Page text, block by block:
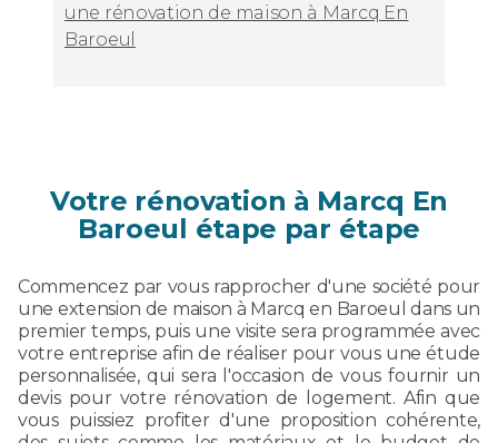
une rénovation de maison à Marcq En
Baroeul
Votre rénovation à Marcq En
Baroeul étape par étape
Commencez par vous rapprocher d'une société pour
une extension de maison à Marcq en Baroeul dans un
premier temps, puis une visite sera programmée avec
votre entreprise afin de réaliser pour vous une étude
personnalisée, qui sera l'occasion de vous fournir un
devis pour votre rénovation de logement. Afin que
vous puissiez profiter d'une proposition cohérente,